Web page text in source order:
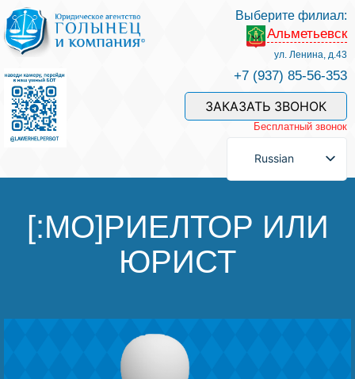
Услуги и наши специалисты
Оплата услуг
Задать вопрос
Наши победы
Выберите филиал:
Альметьевск
ул. Ленина, д.43
+7 (937) 85-56-353
ЗАКАЗАТЬ ЗВОНОК
Бесплатный звонок
Russian
[:MO]РИЕЛТОР ИЛИ
ЮРИСТ